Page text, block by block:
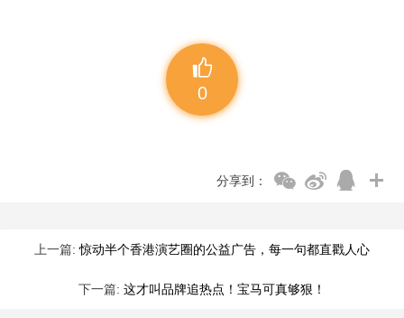
0
分享到：
上一篇:惊动半个香港演艺圈的公益广告，每一句都直戳人心
下一篇: 这才叫品牌追热点！宝马可真够狠！